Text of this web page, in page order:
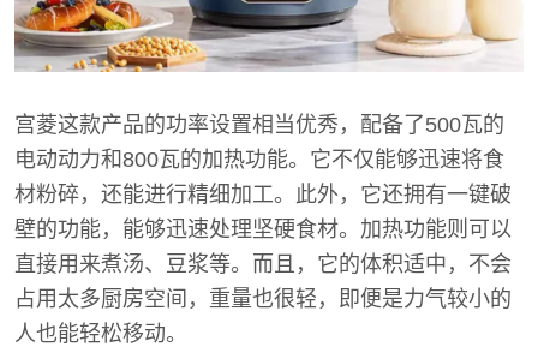
宫菱这款产品的功率设置相当优秀，配备了500瓦的
电动动力和800瓦的加热功能。它不仅能够迅速将食
材粉碎，还能进行精细加工。此外，它还拥有一键破
壁的功能，能够迅速处理坚硬食材。加热功能则可以
直接用来煮汤、豆浆等。而且，它的体积适中，不会
占用太多厨房空间，重量也很轻，即便是力气较小的
人也能轻松移动。